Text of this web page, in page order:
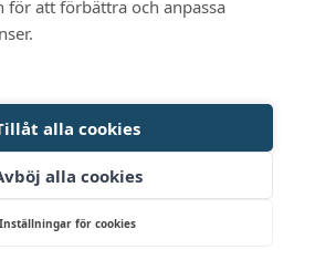
för att förbättra och anpassa
alla cookies
alla cookies
Inställningar för cookies
BOKA
–
29:e december innan 12:00